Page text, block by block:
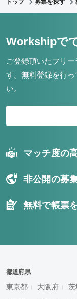
トップ 募集を探す
Workshipで
ご登録頂いたフリ
す。 無料登録を行
い。
マッチ度の
非公開の募
無料で帳票
都道府県
東京都 大阪府 茨